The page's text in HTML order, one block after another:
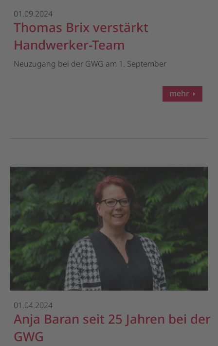
01.09.2024
Thomas Brix verstärkt
Handwerker-Team
Neuzugang bei der GWG am 1. September
mehr
01.04.2024
Anja Baran seit 25 Jahren bei der
GWG